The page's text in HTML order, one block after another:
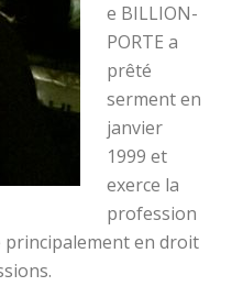
e BILLION-
PORTE a
prêté
serment en
janvier
1999 et
exerce la
profession
principalement en droit